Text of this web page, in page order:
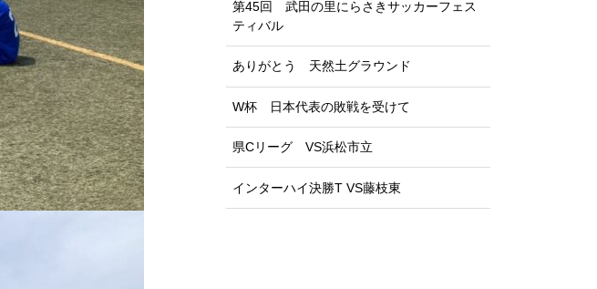
第45回 武田の里にらさきサッカーフェス
ティバル
ありがとう 天然土グラウンド
W杯 日本代表の敗戦を受けて
県Cリーグ VS浜松市立
インターハイ決勝T VS藤枝東